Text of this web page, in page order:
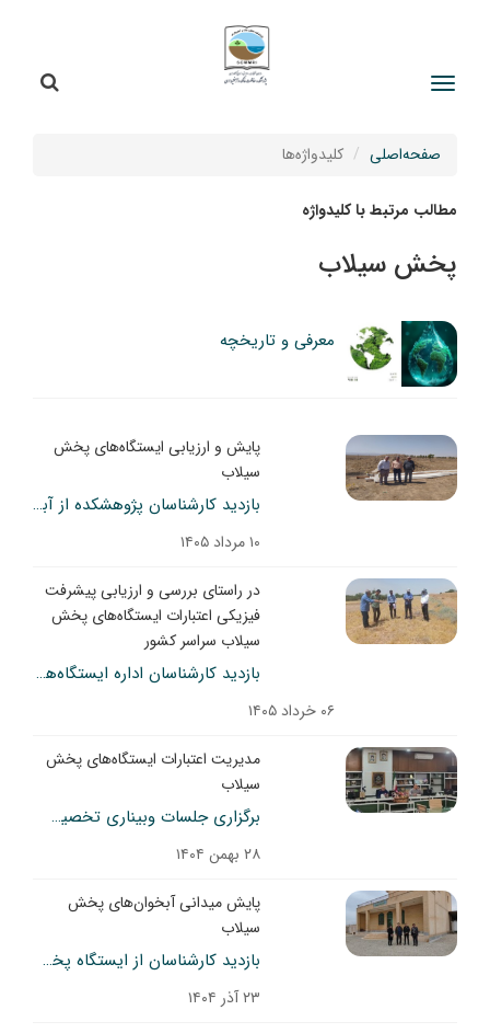
صفحه‌اصلی کلیدواژه‌ها
مطالب مرتبط با کلیدواژه
پخش سیلاب
معرفی و تاریخچه
پایش و ارزیابی ایستگاه‌های پخش
سیلاب
بازدید کارشناسان پژوهشکده از آبخوان خشکه رود ساوه برای بررسی وضعیت چاه بهره‌برداری و احیای آبدهی
۱۰ مرداد ۱۴۰۵
در راستای بررسی و ارزیابی پیشرفت
فیزیکی اعتبارات ایستگاه‌های پخش
سیلاب سراسر کشور
بازدید کارشناسان اداره ایستگاه‌های تحقیقاتی و طرح‌های پیشاهنگ از ایستگاه پخش سیلاب بر آبخوان دهلران در استان ایلام
۰۶ خرداد ۱۴۰۵
مدیریت اعتبارات ایستگاه‌های پخش
سیلاب
برگزاری جلسات وبیناری تخصیص اعتبار ایستگاه‌های پخش سیلاب در آبخوان‌های کشور
۲۸ بهمن ۱۴۰۴
پایش میدانی آبخوان‌های پخش
سیلاب
بازدید کارشناسان از ایستگاه پخش سیلاب بر آبخوان چنداب ورامین
۲۳ آذر ۱۴۰۴